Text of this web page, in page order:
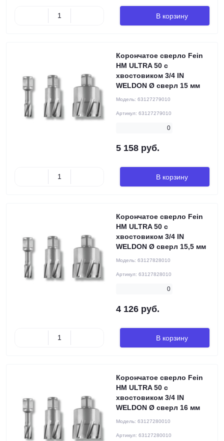
В корзину
Корончатое сверло Fein
HM ULTRA 50 с
хвостовиком 3/4 IN
WELDON Ø сверл 15 мм
Модель: 63127279010
Артикул: 63127279010
0
5 158 руб.
В корзину
Корончатое сверло Fein
HM ULTRA 50 с
хвостовиком 3/4 IN
WELDON Ø сверл 15,5 мм
Модель: 63127828010
Артикул: 63127828010
0
4 126 руб.
В корзину
Корончатое сверло Fein
HM ULTRA 50 с
хвостовиком 3/4 IN
WELDON Ø сверл 16 мм
Модель: 63127280010
Артикул: 63127280010